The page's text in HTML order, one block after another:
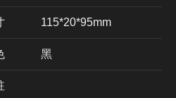
115*20*95mm
黑